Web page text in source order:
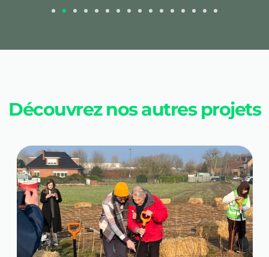
Découvrez nos autres projets